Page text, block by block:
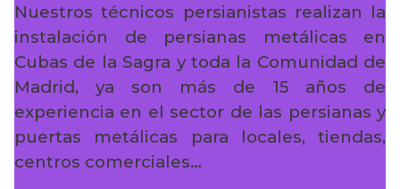
Nuestros técnicos persianistas realizan la
instalación de persianas metálicas en
Cubas de la Sagra y toda la Comunidad de
Madrid, ya son más de 15 años de
experiencia en el sector de las persianas y
puertas metálicas para locales, tiendas,
centros comerciales…